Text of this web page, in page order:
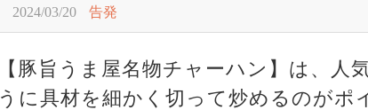
2024/03/20 告発
【豚旨うま屋名物チャーハン】は、
うに具材を細かく切って炒めるのがポ